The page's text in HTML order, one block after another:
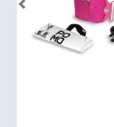
REUTILITZA LA TEVA
CAIXA POMOCA
Previous